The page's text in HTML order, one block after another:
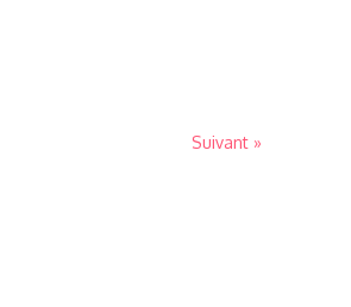
Suivant »